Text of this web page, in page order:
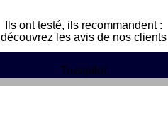
Ils ont testé, ils recommandent :
découvrez les avis de nos clients
Trustpilot